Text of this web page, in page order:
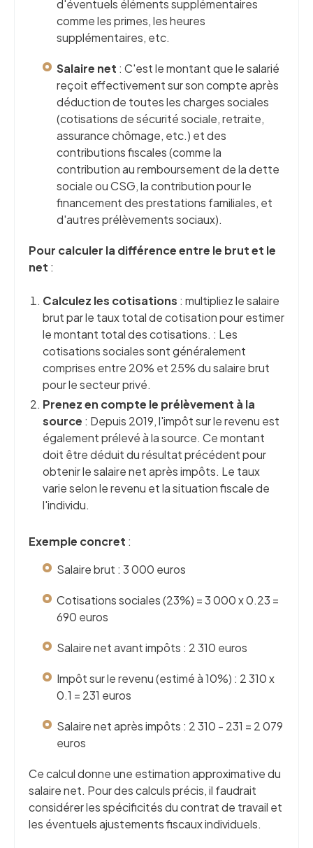
d'éventuels éléments supplémentaires
comme les primes, les heures
supplémentaires, etc.
Salaire net : C'est le montant que le salarié
reçoit effectivement sur son compte après
déduction de toutes les charges sociales
(cotisations de sécurité sociale, retraite,
assurance chômage, etc.) et des
contributions fiscales (comme la
contribution au remboursement de la dette
sociale ou CSG, la contribution pour le
financement des prestations familiales, et
d'autres prélèvements sociaux).
Pour calculer la différence entre le brut et le
net :
Calculez les cotisations : multipliez le salaire
brut par le taux total de cotisation pour estimer
le montant total des cotisations. : Les
cotisations sociales sont généralement
comprises entre 20% et 25% du salaire brut
pour le secteur privé.
Prenez en compte le prélèvement à la
source : Depuis 2019, l'impôt sur le revenu est
également prélevé à la source. Ce montant
doit être déduit du résultat précédent pour
obtenir le salaire net après impôts. Le taux
varie selon le revenu et la situation fiscale de
l'individu.
Exemple concret :
Salaire brut : 3 000 euros
Cotisations sociales (23%) = 3 000 x 0.23 =
690 euros
Salaire net avant impôts : 2 310 euros
Impôt sur le revenu (estimé à 10%) : 2 310 x
0.1 = 231 euros
Salaire net après impôts : 2 310 - 231 = 2 079
euros
Ce calcul donne une estimation approximative du
salaire net. Pour des calculs précis, il faudrait
considérer les spécificités du contrat de travail et
les éventuels ajustements fiscaux individuels.